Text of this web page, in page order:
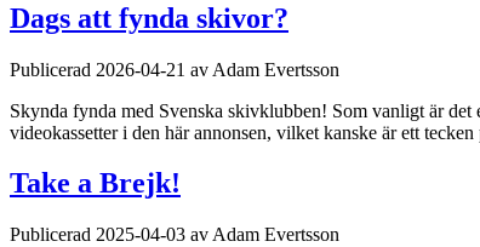
Dags att fynda skivor?
Publicerad 2026-04-21 av Adam Evertsson
Skynda fynda med Svenska skivklubben! Som vanligt är
videokassetter i den här annonsen, vilket kanske är ett
Take a Brejk!
Publicerad 2025-04-03 av Adam Evertsson